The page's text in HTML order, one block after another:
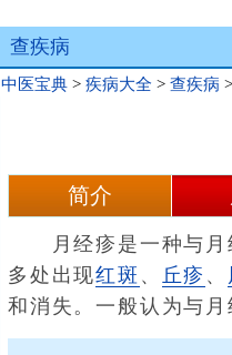
查疾病
中医宝典 > 疾病大全 > 查疾病 >
简介
月经疹是一种与月经
多处出现红斑 、 丘疹 、
和消失。一般认为与